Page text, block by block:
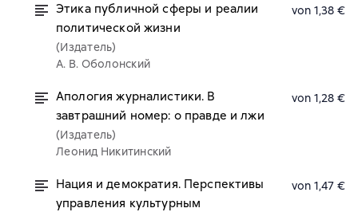
Этика публичной сферы и реалии
политической жизни
(Издатель)
А. В. Оболонский
von 1,38 €
Апология журналистики. В
завтрашний номер: о правде и лжи
(Издатель)
Леонид Никитинский
von 1,28 €
Нация и демократия. Перспективы
управления культурным
von 1,47 €